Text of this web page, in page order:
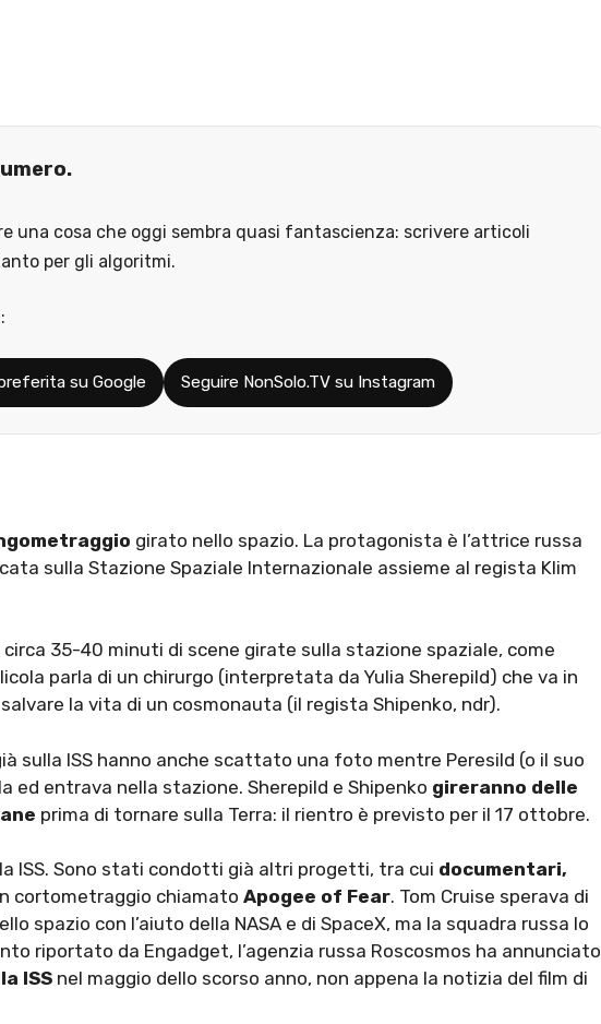
una cosa che oggi sembra quasi fantascienza: scrivere articoli
per gli algoritmi.
su Google Seguire NonSolo.TV su Instagram
girato nello spazio. La protagonista è l’attrice russa
sulla Stazione Spaziale Internazionale assieme al regista Klim
35-40 minuti di scene girate sulla stazione spaziale, come
parla di un chirurgo (interpretata da Yulia Sherepild) che va in
la vita di un cosmonauta (il regista Shipenko, ndr).
sulla ISS hanno anche scattato una foto mentre Peresild (o il suo
ed entrava nella stazione. Sherepild e Shipenko gireranno delle
prima di tornare sulla Terra: il rientro è previsto per il 17 ottobre.
ISS. Sono stati condotti già altri progetti, tra cui documentari,
cortometraggio chiamato Apogee of Fear. Tom Cruise sperava di
spazio con l’aiuto della NASA e di SpaceX, ma la squadra russa lo
riportato da Engadget, l’agenzia russa Roscosmos ha annunciato
ISS nel maggio dello scorso anno, non appena la notizia del film di